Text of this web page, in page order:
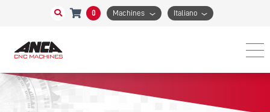
0 Machines Italiano